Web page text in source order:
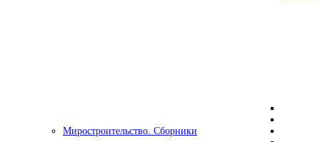
Миростроительство. Сборники